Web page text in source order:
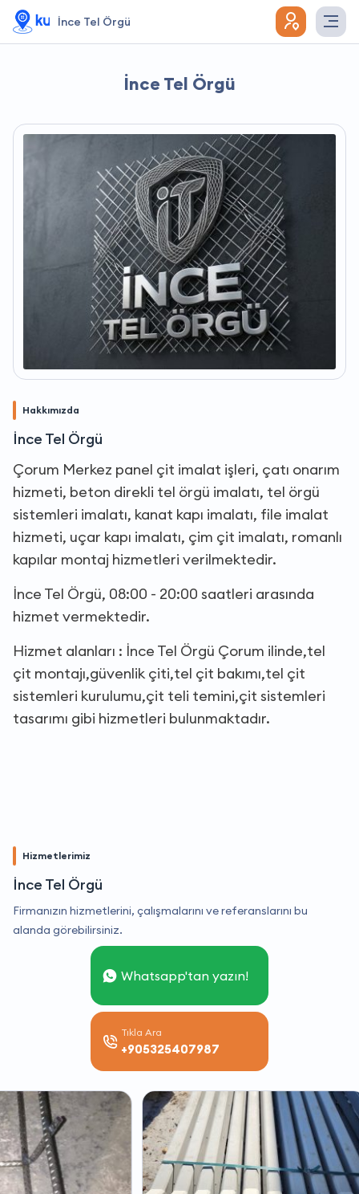
İnce Tel Örgü
İnce Tel Örgü
Hakkımızda
İnce Tel Örgü
Çorum Merkez panel çit imalat işleri, çatı onarım
hizmeti, beton direkli tel örgü imalatı, tel örgü
sistemleri imalatı, kanat kapı imalatı, file imalat
hizmeti, uçar kapı imalatı, çim çit imalatı, romanlı
kapılar montaj hizmetleri verilmektedir.
İnce Tel Örgü, 08:00 - 20:00 saatleri arasında
hizmet vermektedir.
Hizmet alanları : İnce Tel Örgü Çorum ilinde,tel
çit montajı,güvenlik çiti,tel çit bakımı,tel çit
sistemleri kurulumu,çit teli temini,çit sistemleri
tasarımı gibi hizmetleri bulunmaktadır.
Hizmetlerimiz
İnce Tel Örgü
Firmanızın hizmetlerini, çalışmalarını ve referanslarını bu
alanda görebilirsiniz.
Whatsapp'tan yazın!
Tıkla Ara
+905325407987